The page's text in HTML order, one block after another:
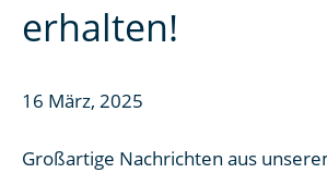
erhalten!
16 März, 2025
Großartige Nachrichten aus